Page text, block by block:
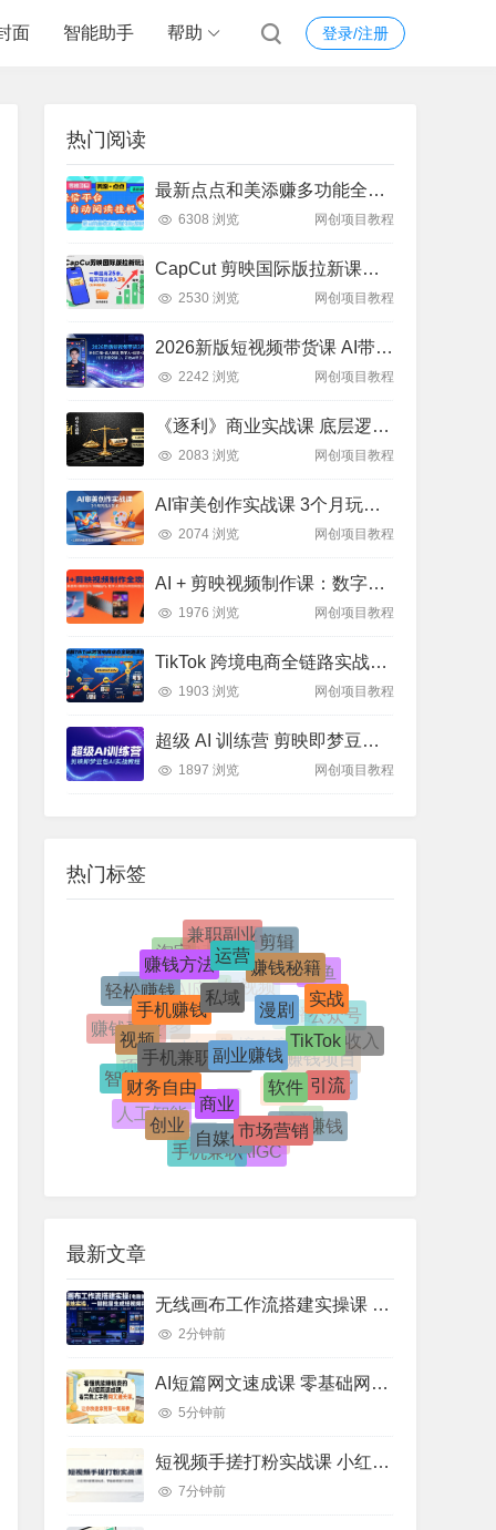
登录/注册
面 智能助手 帮助
热门阅读
最新点点和美添赚多功能全自动挂机项目，单机一天5-10米 多号多撸【永久脚本+使用教程]
6308 浏览 网创项目教程
CapCut 剪映国际版拉新课：亲测日入 3 张 + 附教程
2530 浏览 网创项目教程
2026新版短视频带货课 AI带货+数字人+多赛道实操教程
2242 浏览 网创项目教程
《逐利》商业实战课 底层逻辑 + 18 锦囊 跨周期财富心法
2083 浏览 网创项目教程
AI审美创作实战课 3个月玩透AI艺术 突破创作瓶颈
2074 浏览 网创项目教程
AI + 剪映视频制作课：数字人特效 + 带货转型，全攻略实操教学
1976 浏览 网创项目教程
TikTok 跨境电商全链路实战：从亏损到 2000 万 GMV 的方法论
1903 浏览 网创项目教程
超级 AI 训练营 剪映即梦豆包实战教程 爆款制作指南
1897 浏览 网创项目教程
热门标签
短视频
AI应用
电商
电商(跨境)
抖音
直播
跨境电商
小红书
拼多多
视频号
淘宝
兼职副业剪辑
闲鱼
公众号
赚钱项目
快手
IP
流量
项目
赚钱副业
轻松赚钱
赚钱方法
运营
赚钱秘籍
实战
被动收入
带货
变现
网络兼职
剪映
人工智能
智能体
视频
手机赚钱
私域
漫剧
TikTok
引流
小白赚钱
AIGC
手机兼职
创业
财务自由
手机兼职赚钱副业赚钱
软件
市场营销
自媒体
商业
最新文章
无线画布工作流搭建实操课 电脑端AI视频图文批量生成商业落地教程
2分钟前
AI短篇网文速成课 零基础网文写作通关 过稿创作实操教程（8月更新）
5分钟前
短视频手搓打粉实战课 小红书抖音截流玩法 账号流量运营实操教程
7分钟前